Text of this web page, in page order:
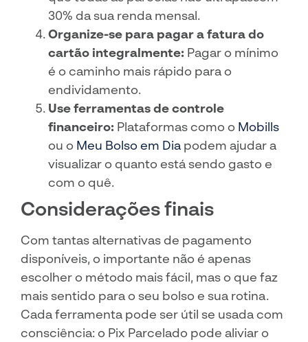
30% da sua renda mensal.
Organize-se para pagar a fatura do
cartão integralmente: Pagar o mínimo
é o caminho mais rápido para o
endividamento.
Use ferramentas de controle
financeiro: Plataformas como o Mobills
ou o Meu Bolso em Dia podem ajudar a
visualizar o quanto está sendo gasto e
com o quê.
Considerações finais
Com tantas alternativas de pagamento
disponíveis, o importante não é apenas
escolher o método mais fácil, mas o que faz
mais sentido para o seu bolso e sua rotina.
Cada ferramenta pode ser útil se usada com
consciência: o Pix Parcelado pode aliviar o